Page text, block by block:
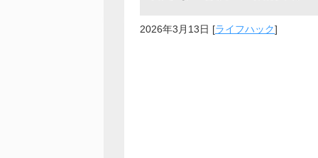
2026年3月13日 [ライフハック]